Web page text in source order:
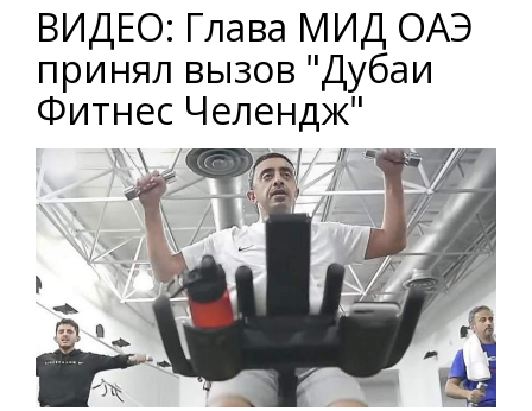
ВИДЕО: Глава МИД ОАЭ
принял вызов "Дубаи
Фитнес Челендж"